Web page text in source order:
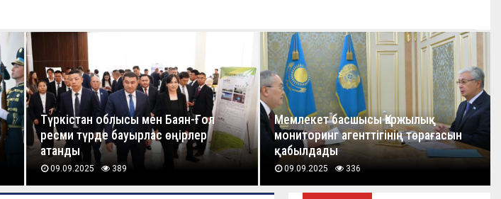
Түркістан облысы мен Баян-Ғол
ресми түрде бауырлас өңірлер
атанды
09.09.2025 389
Мемлекет басшысы Қаржылық
мониторинг агенттігінің төрағасын
қабылдады
09.09.2025 336